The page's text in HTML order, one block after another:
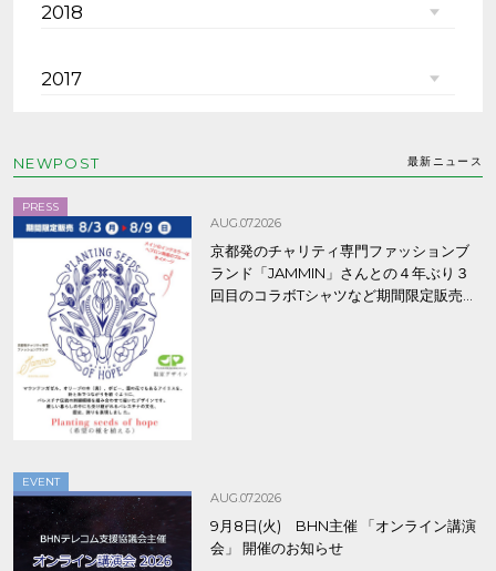
2018
2017
NEWPOST 最新ニュース
PRESS
AUG.07.2026
京都発のチャリティ専門ファッションブ
ランド「JAMMIN」さんとの４年ぶり３
回目のコラボTシャツなど期間限定販売、
EVENT
AUG.07.2026
9月8日(火) BHN主催 「オンライン講演
会」 開催のお知らせ